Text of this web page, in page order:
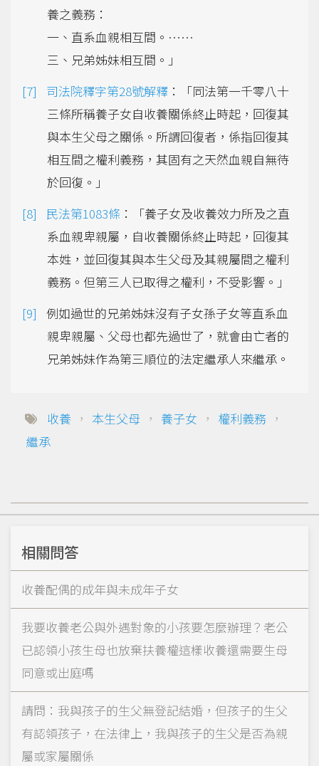
養之義務：
一、直系血親相互間。……
三、兄弟姊妹相互間。」
司法院釋字第28號解釋 ：「同法第一千零八十
三條所稱養子女自收養關係終止時起，回復其
與本生父母之關係。所謂回復者，係指回復其
相互間之權利義務，其固有之天然血親自無待
於回復。」
民法第1083條 ：「養子女及收養效力所及之直
系血親卑親屬，自收養關係終止時起，回復其
本姓，並回復其與本生父母及其親屬間之權利
義務。但第三人已取得之權利，不受影響。」
例如過世的兄弟姊妹沒有子女孫子女等直系血
親卑親屬、父母也都先過世了，就會由亡者的
兄弟姊妹作為第三順位的法定繼承人來繼承。
收養 ， 本生父母 ， 養子女 ， 權利義務 ，
繼承
相關問答
收養配偶的成年與未成年子女
我要收養老公與外遇對象的小孩要怎麼辦理？老公
已認領小孩生母也放棄扶養權這樣收養還需要生母
同意或出庭嗎
請問：我與孩子的生父無登記結婚，但孩子的生父
有認領孩子，在法律上，我與孩子的生父是否為親
屬或家屬關係